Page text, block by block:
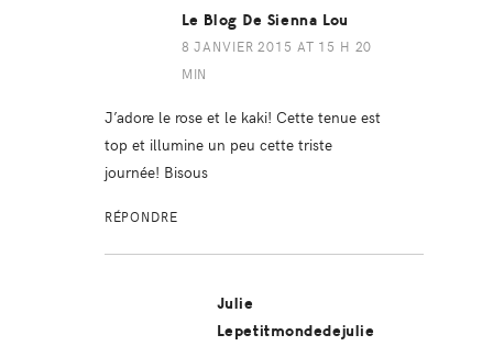
Le Blog De Sienna Lou
8 JANVIER 2015 AT 15 H 20
MIN
J’adore le rose et le kaki! Cette tenue est
top et illumine un peu cette triste
journée! Bisous
RÉPONDRE
Julie
Lepetitmondedejulie